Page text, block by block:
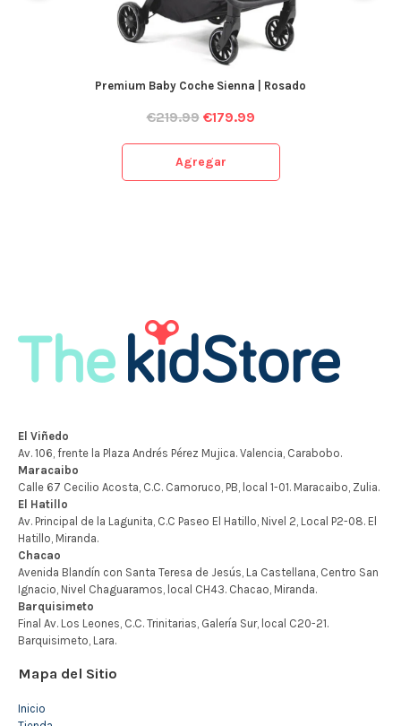
Premium Baby Coche Sienna | Rosado
€219.99 €179.99
Agregar
Mapa del Sitio
Inicio